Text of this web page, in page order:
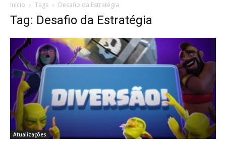
Início Tags Desafio da Estratégia
Tag: Desafio da Estratégia
Atualizações